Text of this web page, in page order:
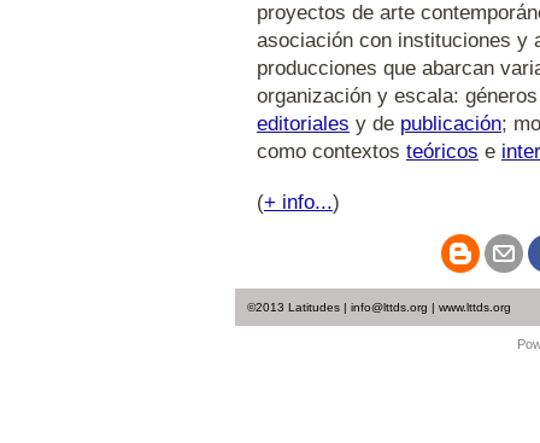
proyectos de arte
asociación con instituciones y
producciones que abarcan
organización y escala:
editoriales y de publicación;
como contextos teóricos e
(+ info...)
©2013 Latitudes | info@lttds.org | www.lttds.org